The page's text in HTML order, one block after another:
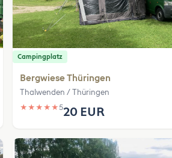
Campingplatz
Bergwiese Thüringen
Thalwenden / Thüringen
★ ★ ★ ★ ★520 EUR